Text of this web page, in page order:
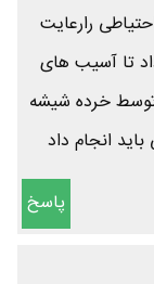
رارعایت
تا آسیب های
خرده شیشه
انجام داد
پاسخ